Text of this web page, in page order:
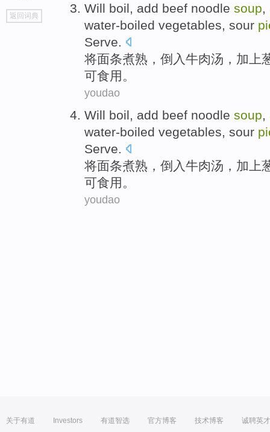
go
top
返回词典
Will boil add beef noodle soup
water-boiled vegetables , sour
Serve.
将面条煮熟 ， 倒入 牛肉汤 ， 加上
可食用。
youdao
Will boil, add beef noodle soup,
water-boiled vegetables, sour
Serve.
将面条煮熟 ， 倒入牛肉汤 ， 加上
可食用。
youdao
关于有道 Investors 有道智选 官方博客 技术博客 诚聘英才